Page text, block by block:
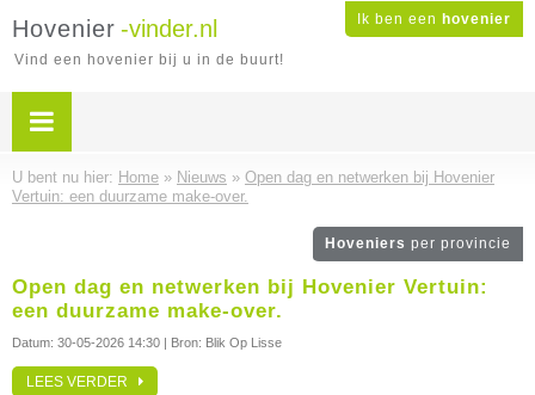
Ik ben een hovenier
Hovenier -vinder.nl
Vind een hovenier bij u in de buurt!
U bent nu hier: Home » Nieuws » Open dag en netwerken bij Hovenier
Vertuin: een duurzame make-over.
Hoveniers per provincie
Open dag en netwerken bij Hovenier Vertuin:
een duurzame make-over.
Datum: 30-05-2026 14:30 | Bron: Blik Op Lisse
LEES VERDER